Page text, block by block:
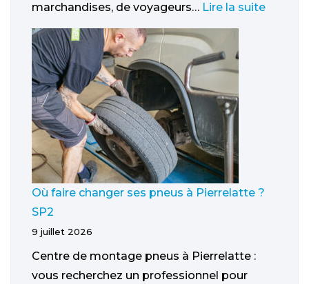
marchandises, de voyageurs… Lire la suite
Où faire changer ses pneus à Pierrelatte ?
SP2
9 juillet 2026
Centre de montage pneus à Pierrelatte :
vous recherchez un professionnel pour